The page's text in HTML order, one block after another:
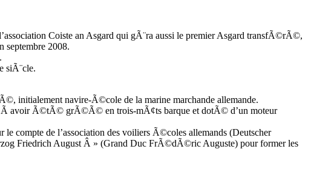
Coiste an Asgard qui gÃ¨ra aussi le premier Asgard transfÃ©rÃ©,
septembre 2008.
siÃ¨cle.
initialement navire-Ã©cole de la marine marchande allemande.
Ã avoir Ã©tÃ© grÃ©Ã© en trois-mÃ¢ts barque et dotÃ© d’un moteur
compte de l’association des voiliers Ã©coles allemands (Deutscher
Friedrich August Â » (Grand Duc FrÃ©dÃ©ric Auguste) pour former les